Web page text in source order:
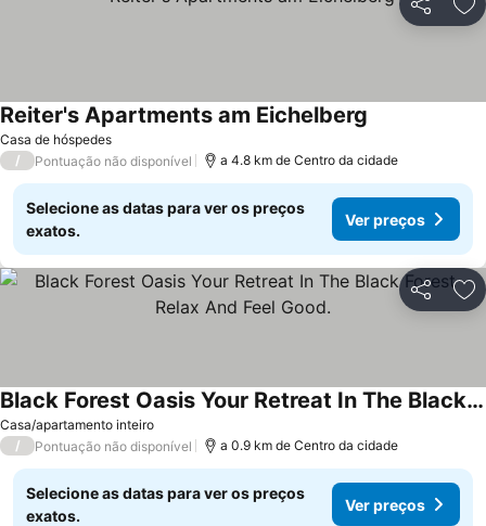
Partilhar
Casa de hóspedes
Reiter's Apartments am Eichelberg
/ Pontuação não disponível a 4.8 km de Centro da cidade
Selecione as datas para ver os preços
exatos.
Ver preços
Partilhar
Casa/apartamento inteiro
Black Forest Oasis Your Retreat In The Black Forest - Relax And Feel Good.
/ Pontuação não disponível a 0.9 km de Centro da cidade
Selecione as datas para ver os preços
exatos.
Ver preços